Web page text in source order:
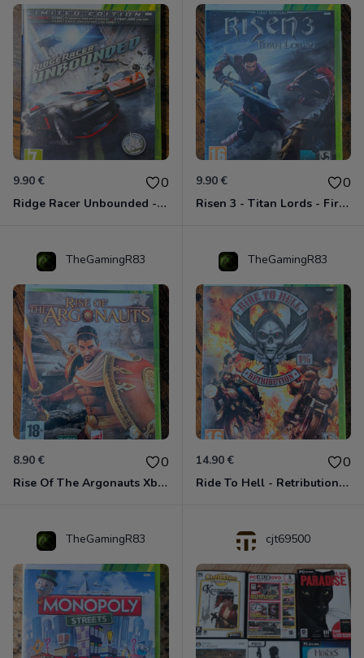
9.90 € 0
Ridge Racer Unbounded - Édition Limitée Xbox 360
9.90 € 0
Risen 3 - Titan Lords - First Edition Xbox 360
TheGamingR83
8.90 € 0
Rise Of The Argonauts Xbox 360
TheGamingR83
14.90 € 0
Ride To Hell - Retribution Xbox 360
TheGamingR83 cjt69500